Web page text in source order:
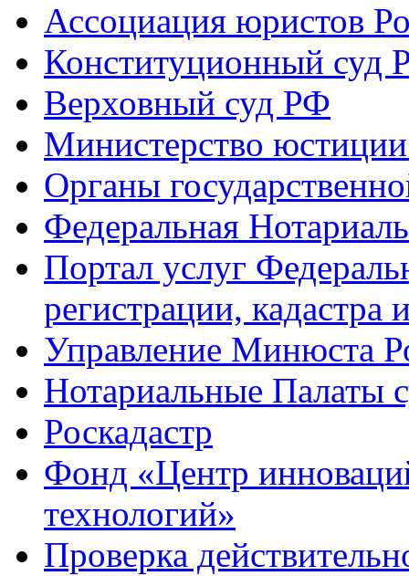
Ассоциация юристов
Конституционный суд
Верховный суд РФ
Министерство
Органы
Федеральная
Портал услуг
регистрации, кадастра
Управление Минюста
Нотариальные Палаты
Роскадастр
Фонд «Центр
технологий»
Проверка